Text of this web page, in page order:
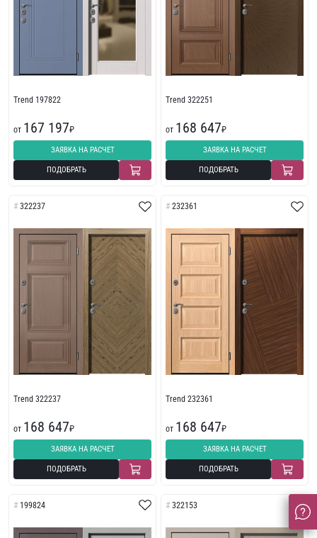
Trend 197822
от 167 197₽
ЗАЯВКА НА РАСЧЕТ
ПОДОБРАТЬ
Trend 322251
от 168 647₽
ЗАЯВКА НА РАСЧЕТ
ПОДОБРАТЬ
322237
Trend 322237
от 168 647₽
ЗАЯВКА НА РАСЧЕТ
ПОДОБРАТЬ
232361
Trend 232361
от 168 647₽
ЗАЯВКА НА РАСЧЕТ
ПОДОБРАТЬ
199824 322153